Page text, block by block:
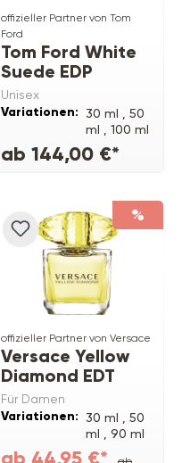
offizieller Partner von Tom
Ford
Tom Ford White
Suede EDP
Unisex
Variationen: 30 ml , 50
ml , 100 ml
ab 144,00 €*
%
offizieller Partner von Versace
Versace Yellow
Diamond EDT
Für Damen
Variationen: 30 ml , 50
ml , 90 ml